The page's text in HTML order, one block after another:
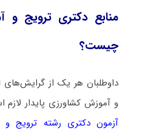
منابع دکتری ﺗﺮوﻳﺞ و
چیست؟
داوطلبان هر یک از گرایش‌های
و آﻣﻮزش ﻛﺸﺎورزی ﭘﺎﻳﺪار لازم
آزمون دکتری رشته ﺗﺮوﻳﺞ و